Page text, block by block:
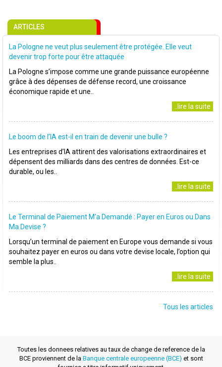
ARTICLES
La Pologne ne veut plus seulement être protégée. Elle veut
devenir trop forte pour être attaquée
La Pologne s’impose comme une grande puissance européenne
grâce à des dépenses de défense record, une croissance
économique rapide et une..
..lire la suite
Le boom de l’IA est-il en train de devenir une bulle ?
Les entreprises d’IA attirent des valorisations extraordinaires et
dépensent des milliards dans des centres de données. Est-ce
durable, ou les..
..lire la suite
Le Terminal de Paiement M’a Demandé : Payer en Euros ou Dans
Ma Devise ?
Lorsqu’un terminal de paiement en Europe vous demande si vous
souhaitez payer en euros ou dans votre devise locale, l’option qui
semble la plus..
..lire la suite
Tous les articles
Toutes les donnees relatives au taux de change de reference de la
BCE proviennent de la Banque centrale europeenne (BCE) et sont